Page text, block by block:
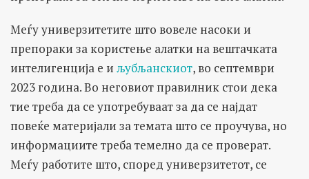
Меѓу универзитетите што вовеле насоки и
препораки за користење алатки на вештачката
интелигенција е и љубљанскиот, во септември
2023 година. Во неговиот правилник стои дека
тие треба да се употребуваат за да се најдат
повеќе материјали за темата што се проучува, но
информациите треба темелно да се проверат.
Меѓу работите што, според универзитетот, се